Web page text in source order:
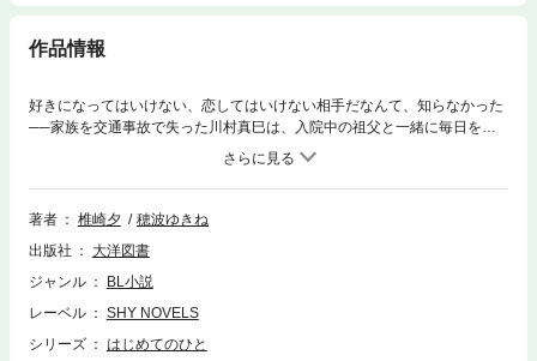
作品情報
好きになってはいけない、恋してはいけない相手だなんて、知らなかった
──家族を交通事故で失った川村真巳は、入院中の祖父と一緒に毎日をつ
ましやかに暮らしていた。コーヒー好きの祖父のため、持ち帰りができる
店を探していた真巳は、隠れ家のような喫茶店『翠雨』を知る。誰にも頼
ることを知らず、甘えようとしない真巳を、店の主人である江島は優しく
見守っていた。そんな江島にどうしようもなく惹かれていく真巳だが、江
う、彼は赦せない相手だから、と。混乱し、納得できずにいた真巳だが、
そんなとき、男にキスしている江島を見てしまい!?
著者 椎崎夕
穂波ゆきね
出版社
大洋図書
ジャンル
BL小説
レーベル
SHY NOVELS
シリーズ
はじめてのひと